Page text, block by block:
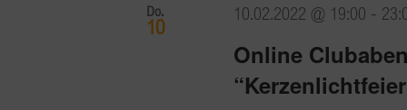
Do.
10
Online
10.02.2022 @ 19:00 -